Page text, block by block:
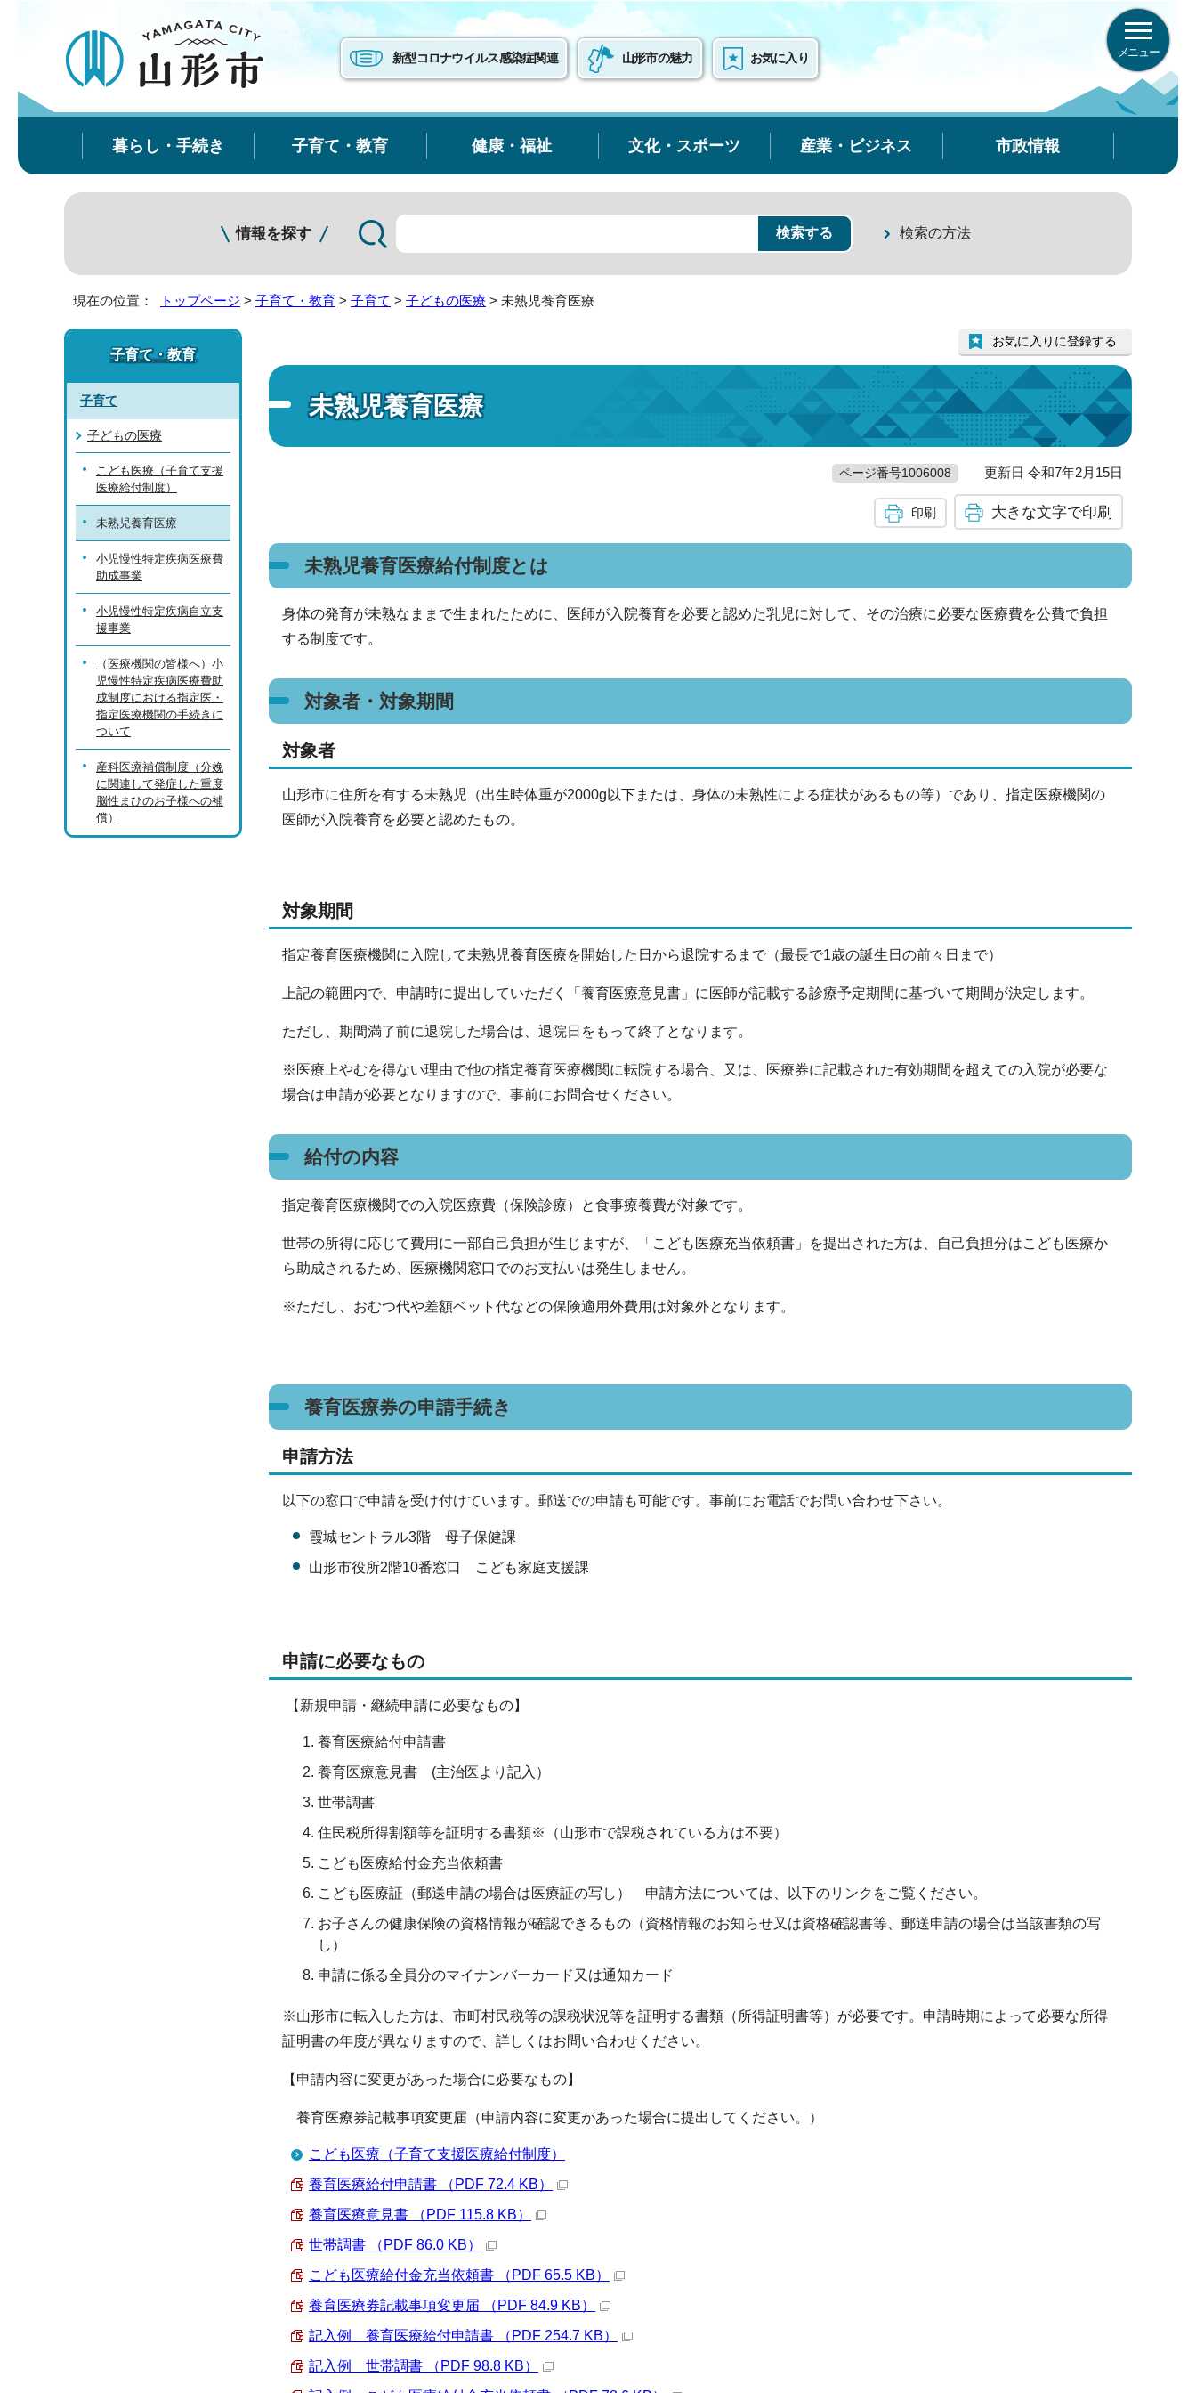
新型コロナウイルス感染症関連 山形市の魅力 お気に入り メニュー
暮らし・手続き 子育て・教育 健康・福祉 文化・スポーツ 産業・ビジネス 市政情報
情報を探す 検索の方法
現在の位置： トップページ > 子育て・教育 > 子育て > 子どもの医療 > 未熟児養育医療
未熟児養育医療
お気に入りに登録する
ページ番号1006008 更新日 令和7年2月15日
印刷 大きな文字で印刷
未熟児養育医療給付制度とは
身体の発育が未熟なままで生まれたために、医師が入院養育を必要と認めた乳児に対して、その治療に必要な医療費を公費で負担
する制度です。
対象者・対象期間
対象者
山形市に住所を有する未熟児（出生時体重が2000g以下または、身体の未熟性による症状があるもの等）であり、指定医療機関の
医師が入院養育を必要と認めたもの。
対象期間
指定養育医療機関に入院して未熟児養育医療を開始した日から退院するまで（最長で1歳の誕生日の前々日まで）
上記の範囲内で、申請時に提出していただく「養育医療意見書」に医師が記載する診療予定期間に基づいて期間が決定します。
ただし、期間満了前に退院した場合は、退院日をもって終了となります。
※医療上やむを得ない理由で他の指定養育医療機関に転院する場合、又は、医療券に記載された有効期間を超えての入院が必要な
場合は申請が必要となりますので、事前にお問合せください。
給付の内容
指定養育医療機関での入院医療費（保険診療）と食事療養費が対象です。
世帯の所得に応じて費用に一部自己負担が生じますが、「こども医療充当依頼書」を提出された方は、自己負担分はこども医療か
ら助成されるため、医療機関窓口でのお支払いは発生しません。
※ただし、おむつ代や差額ベット代などの保険適用外費用は対象外となります。
養育医療券の申請手続き
申請方法
以下の窓口で申請を受け付けています。郵送での申請も可能です。事前にお電話でお問い合わせ下さい。
霞城セントラル3階 母子保健課
山形市役所2階10番窓口 こども家庭支援課
申請に必要なもの
【新規申請・継続申請に必要なもの】
養育医療給付申請書
養育医療意見書 (主治医より記入）
世帯調書
住民税所得割額等を証明する書類※（山形市で課税されている方は不要）
こども医療給付金充当依頼書
こども医療証（郵送申請の場合は医療証の写し） 申請方法については、以下のリンクをご覧ください。
お子さんの健康保険の資格情報が確認できるもの（資格情報のお知らせ又は資格確認書等、郵送申請の場合は当該書類の写
し）
申請に係る全員分のマイナンバーカード又は通知カード
※山形市に転入した方は、市町村民税等の課税状況等を証明する書類（所得証明書等）が必要です。申請時期によって必要な所得
証明書の年度が異なりますので、詳しくはお問い合わせください。
【申請内容に変更があった場合に必要なもの】
養育医療券記載事項変更届（申請内容に変更があった場合に提出してください。）
こども医療（子育て支援医療給付制度）
養育医療給付申請書 （PDF 72.4 KB）
養育医療意見書 （PDF 115.8 KB）
世帯調書 （PDF 86.0 KB）
こども医療給付金充当依頼書 （PDF 65.5 KB）
養育医療券記載事項変更届 （PDF 84.9 KB）
記入例 養育医療給付申請書 （PDF 254.7 KB）
記入例 世帯調書 （PDF 98.8 KB）
子育て・教育
子育て
子どもの医療
こども医療（子育て支援
医療給付制度）
未熟児養育医療
小児慢性特定疾病医療費
助成事業
小児慢性特定疾病自立支
援事業
（医療機関の皆様へ）小
児慢性特定疾病医療費助
成制度における指定医・
指定医療機関の手続きに
ついて
産科医療補償制度（分娩
に関連して発症した重度
脳性まひのお子様への補
償）